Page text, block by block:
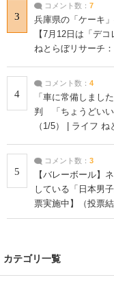
3
コメント数： 7
兵庫県の「ケーキ
【7月12日は「デ
ねとらぼリサーチ
4
コメント数： 4
「車に常備しまし
判 「ちょうどいい
（1/5） | ライフ
5
コメント数： 3
【バレーボール】
している「日本男
票実施中】（投票
カテゴリ一覧